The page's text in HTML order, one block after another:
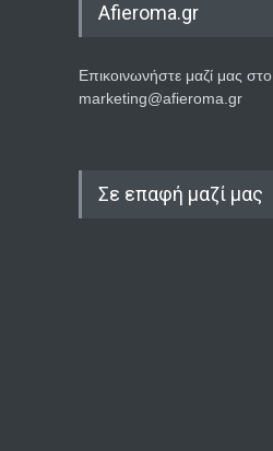
Afieroma.gr
Επικοινωνήστε μαζί μας στο
marketing@afieroma.gr
Σε επαφή μαζί μας